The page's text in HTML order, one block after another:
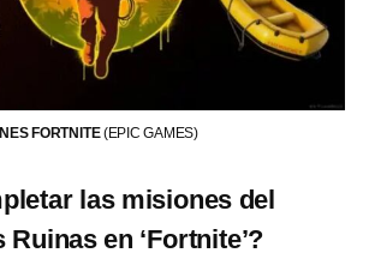
FORTNITE(EPIC GAMES)
las misiones del
en ‘Fortnite’?